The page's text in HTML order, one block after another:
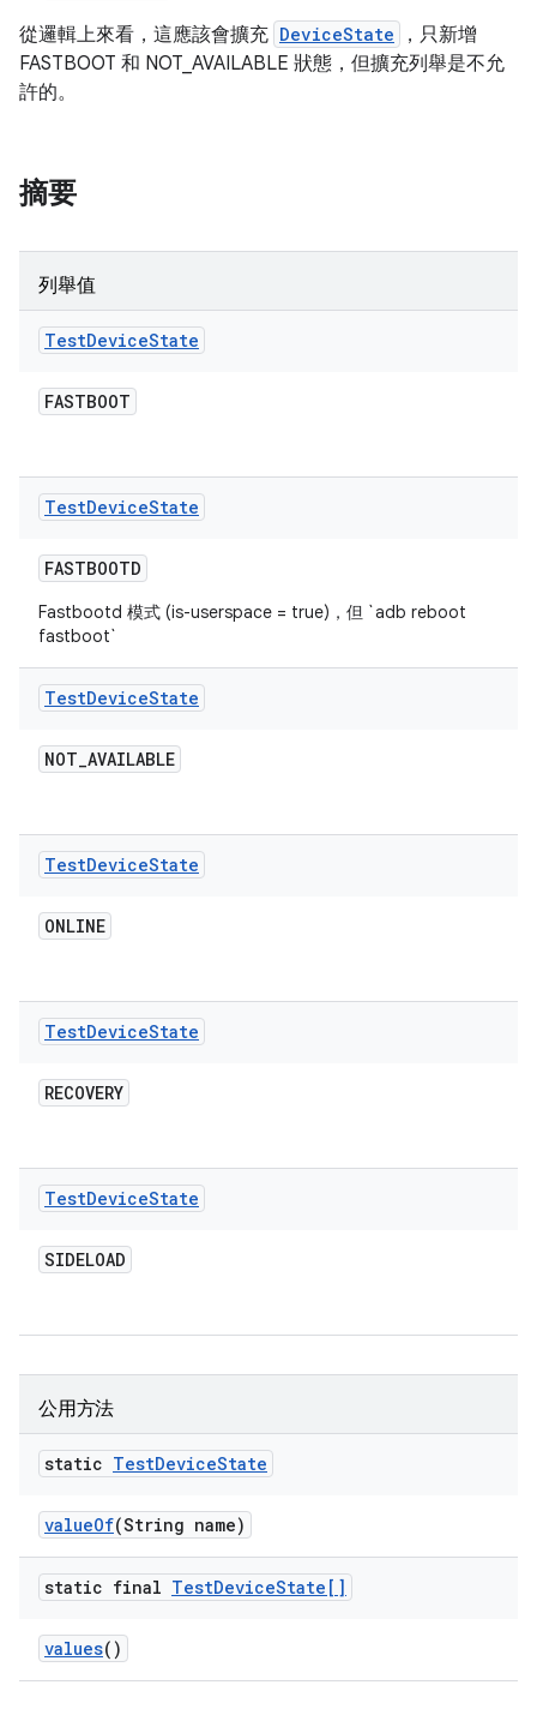
從邏輯上來看，這應該會擴充 DeviceState
，只新增
FASTBOOT 和 NOT_AVAILABLE 狀態，但擴充列舉是不允
許的。
摘要
列舉值
TestDeviceState
FASTBOOT
TestDeviceState
FASTBOOTD
Fastbootd 模式 (is-userspace = true)，但 `adb reboot
fastboot`
TestDeviceState
NOT_AVAILABLE
TestDeviceState
ONLINE
TestDeviceState
RECOVERY
TestDeviceState
SIDELOAD
公用方法
static TestDeviceState
valueOf(String name)
static final TestDeviceState[]
values()